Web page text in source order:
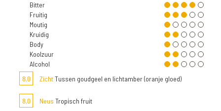
Bitter
Fruitig
Moutig
Kruidig
Body
Koolzuur
Alcohol
8,0
ZichtTussen goudgeel en lichtamber (oranje gloed)
8,0 Neus Tropisch fruit